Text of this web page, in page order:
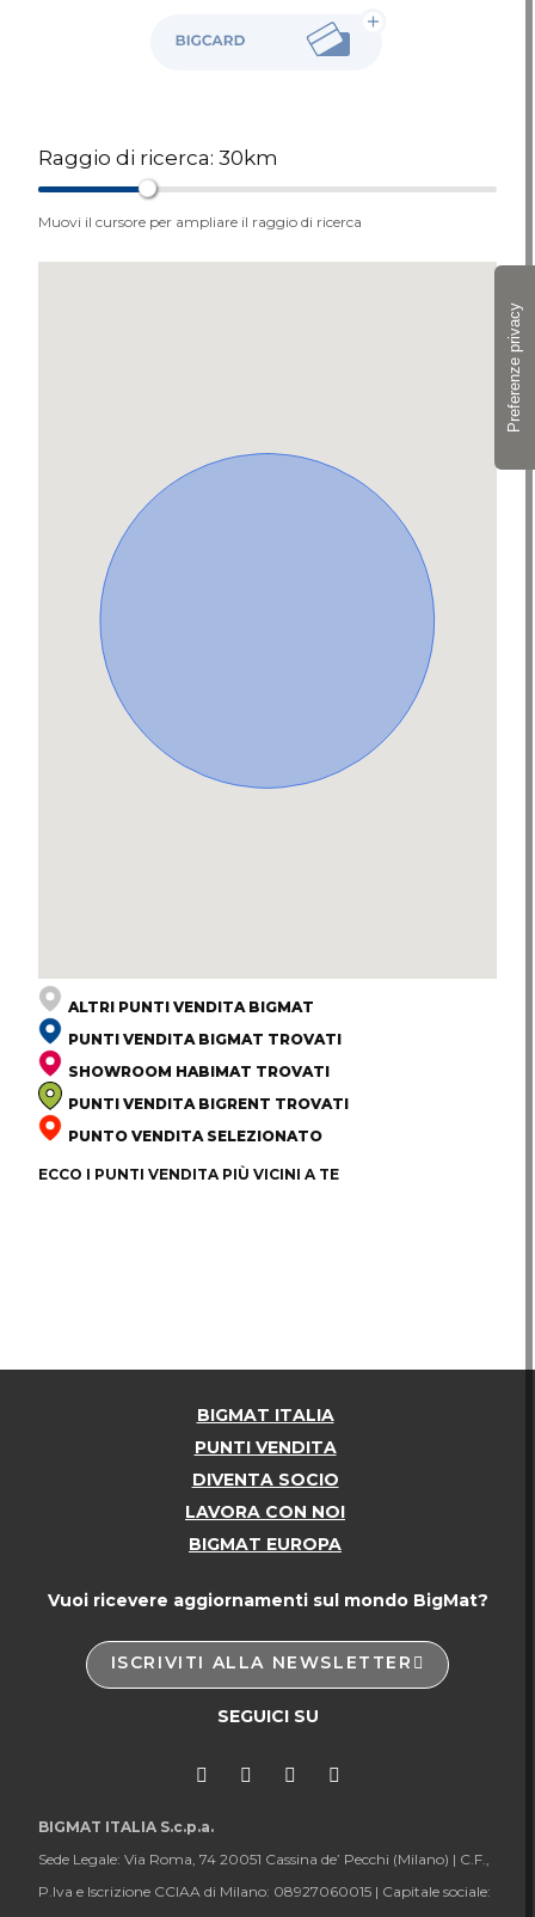
Raggio di ricerca:30km
Muovi il cursore per ampliare il raggio di ricerca
ALTRI PUNTI VENDITA BIGMAT
PUNTI VENDITA BIGMAT TROVATI
SHOWROOM HABIMAT TROVATI
PUNTI VENDITA BIGRENT TROVATI
PUNTO VENDITA SELEZIONATO
ECCO I PUNTI VENDITA PIÙ VICINI A TE
BIGMAT ITALIA
PUNTI VENDITA
DIVENTA SOCIO
LAVORA CON NOI
BIGMAT EUROPA
Vuoi ricevere aggiornamenti sul mondo BigMat?
ISCRIVITI ALLA NEWSLETTER
SEGUICI SU
BIGMAT ITALIA S.c.p.a.
Sede Legale: Via Roma, 74 20051 Cassina de’ Pecchi (Milano) | C.F.,
P.Iva e Iscrizione CCIAA di Milano: 08927060015 | Capitale sociale: